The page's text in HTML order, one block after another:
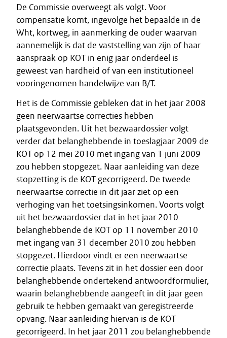
De Commissie overweegt als volgt. Voor
compensatie komt, ingevolge het bepaalde in de
Wht, kortweg, in aanmerking de ouder waarvan
aannemelijk is dat de vaststelling van zijn of haar
aanspraak op KOT in enig jaar onderdeel is
geweest van hardheid of van een institutioneel
vooringenomen handelwijze van B/T.
Het is de Commissie gebleken dat in het jaar 2008
geen neerwaartse correcties hebben
plaatsgevonden. Uit het bezwaardossier volgt
verder dat belanghebbende in toeslagjaar 2009 de
KOT op 12 mei 2010 met ingang van 1 juni 2009
zou hebben stopgezet. Naar aanleiding van deze
stopzetting is de KOT gecorrigeerd. De tweede
neerwaartse correctie in dit jaar ziet op een
verhoging van het toetsingsinkomen. Voorts volgt
uit het bezwaardossier dat in het jaar 2010
belanghebbende de KOT op 11 november 2010
met ingang van 31 december 2010 zou hebben
stopgezet. Hierdoor vindt er een neerwaartse
correctie plaats. Tevens zit in het dossier een door
belanghebbende ondertekend antwoordformulier,
waarin belanghebbende aangeeft in dit jaar geen
gebruik te hebben gemaakt van geregistreerde
opvang. Naar aanleiding hiervan is de KOT
gecorrigeerd. In het jaar 2011 zou belanghebbende